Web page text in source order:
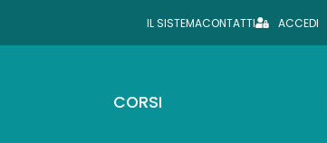
IL SISTEMACONTATTI ACCEDI
CORSI